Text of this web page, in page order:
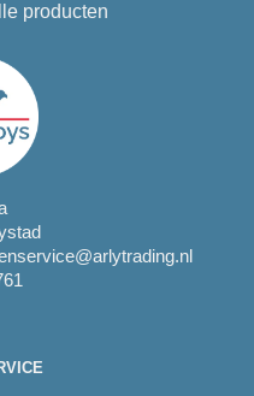
producten